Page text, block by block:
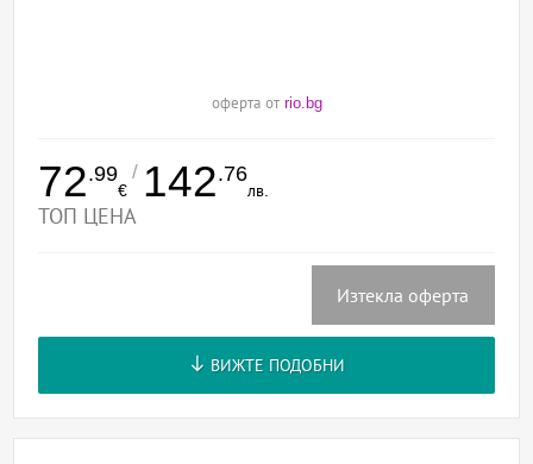
оферта от rio.bg
72.99
€
/ 142.76
лв.
ТОП ЦЕНА
Изтекла оферта
ВИЖТЕ ПОДОБНИ